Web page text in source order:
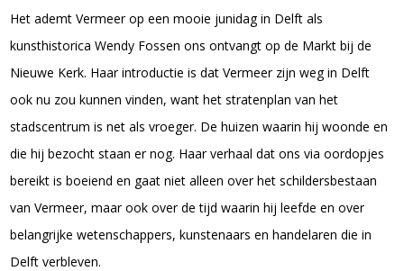
Het ademt Vermeer op een mooie junidag in Delft als
kunsthistorica Wendy Fossen ons ontvangt op de Markt bij de
Nieuwe Kerk. Haar introductie is dat Vermeer zijn weg in Delft
ook nu zou kunnen vinden, want het stratenplan van het
stadscentrum is net als vroeger. De huizen waarin hij woonde en
die hij bezocht staan er nog. Haar verhaal dat ons via oordopjes
bereikt is boeiend en gaat niet alleen over het schildersbestaan
van Vermeer, maar ook over de tijd waarin hij leefde en over
belangrijke wetenschappers, kunstenaars en handelaren die in
Delft verbleven.